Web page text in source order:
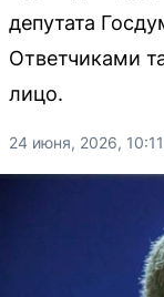
депутата
Ответчиками
лицо.
24 июня, 2026, 10:11